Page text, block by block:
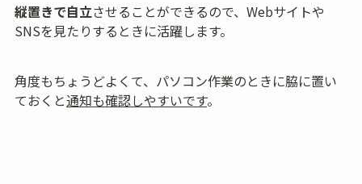
縦置きで自立させることができるので、Webサイトや
SNSを見たりするときに活躍します。
角度もちょうどよくて、パソコン作業のときに脇に置い
ておくと通知も確認しやすいです。